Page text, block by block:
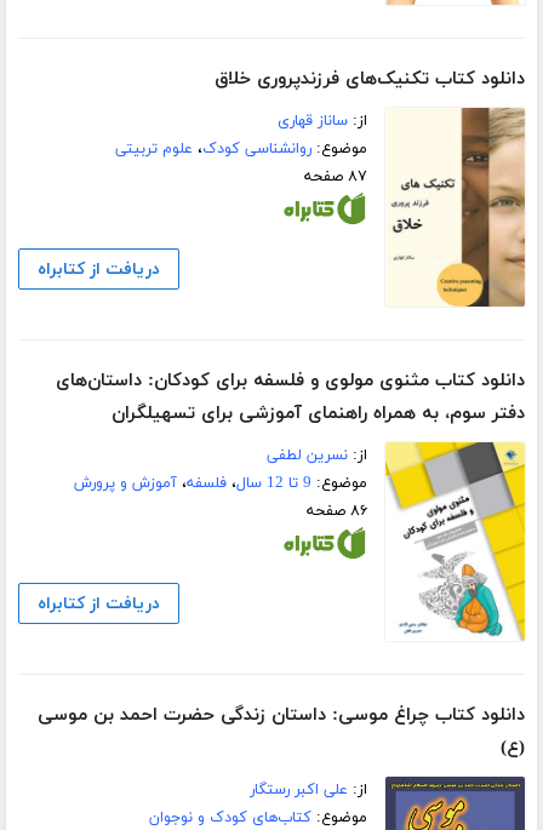
دانلود کتاب تکنیک‌های فرزندپروری خلاق
از:ساناز قهاری
موضوع:روانشناسی کودک، علوم تربیتی
۸۷ صفحه
دریافت از کتابراه
دانلود کتاب مثنوی مولوی و فلسفه برای کودکان: داستان‌های
دفتر سوم، به همراه راهنمای آموزشی برای تسهیلگران
از:نسرین لطفی
موضوع: 9 تا 12 سال ،فلسفه،آموزش و پرورش
۸۶ صفحه
دریافت از کتابراه
دانلود کتاب چراغ موسی: داستان زندگی حضرت احمد بن موسی
(ع)
از: علی اکبر رستگار
موضوع:کتاب‌های کودک و نوجوان